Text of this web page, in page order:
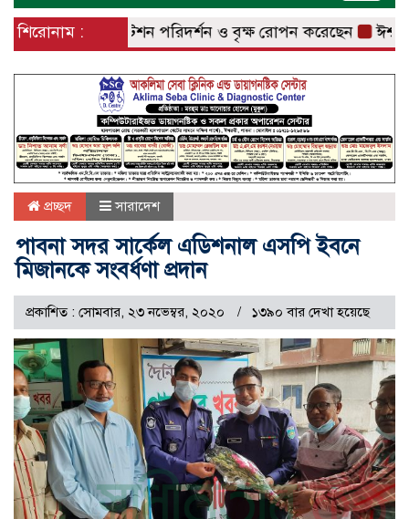
শিরোনাম :
রেলওয়ে স্টেশন পরিদর্শন ও বৃক্ষ রোপন করেছেন ঈশ্বরদীতে
প্রচ্ছদ সারাদেশ
পাবনা সদর সার্কেল এডিশনাল এসপি ইবনে
মিজানকে সংবর্ধণা প্রদান
প্রকাশিত : সোমবার, ২৩ নভেম্বর, ২০২০ ১৩৯০ বার দেখা হয়েছে